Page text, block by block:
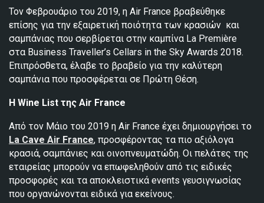
Τον Φεβρουάριο του 2019, η Air France βραβεύθηκε
επίσης για την εξαιρετική ποιότητα των κρασιών και
σαμπάνιας που σερβίρεται στην καμπίνα La Première
στα Business Traveller’s Cellars in the Sky Awards 2018.
Επιπρόσθετα, έλαβε το βραβείο για την καλύτερη
σαμπάνια που προσφέρεται σε Πρώτη Θέση.
Η Wine List της Air France
Από τον Μάιο του 2019 η Air France έχει δημιουργήσει το
La Cave Air France, προσφέροντας τα πιο αξιόλογα
κρασιά, σαμπάνιες και οινοπνευματώδη. Οι πελάτες της
εταιρείας μπορούν να επωφεληθούν από τις ειδικές
προσφορές και τα αποκλειστικά events γευσιγνωσίας
που οργανώνονται ειδικά για εκείνους.